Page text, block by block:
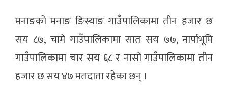
मनाङको मनाङ ङिस्याङ गाउँपालिकामा तीन हजार छ
सय ८७, चामे गाउँपालिकामा सात सय ७७, नार्पाभूमि
गाउँपालिकामा चार सय ६८ र नासों गाउँपालिकामा तीन
हजार छ सय ४७ मतदाता रहेका छन् ।